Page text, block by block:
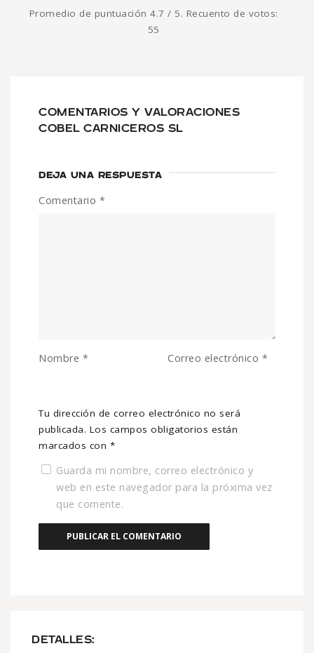
DETALLES:
Promedio de puntuación 4.7 / 5. Recuento de votos:
55
COMENTARIOS Y VALORACIONES
COBEL CARNICEROS SL
DEJA UNA RESPUESTA
Tu dirección de correo electrónico no será
publicada. Los campos obligatorios están
marcados con *
Comentario *
Nombre * Correo electrónico *
Guarda mi nombre, correo electrónico y
web en este navegador para la próxima vez
que comente.